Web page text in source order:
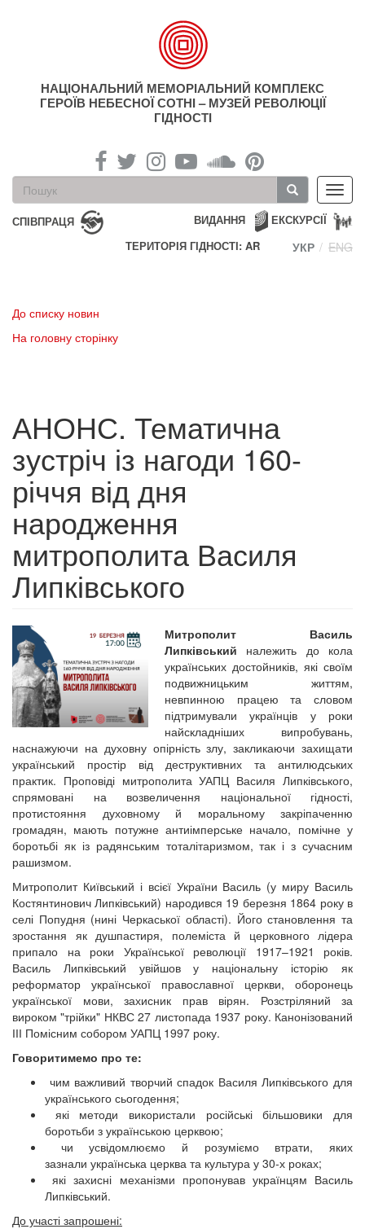
НАЦІОНАЛЬНИЙ МЕМОРІАЛЬНИЙ КОМПЛЕКС
ГЕРОЇВ НЕБЕСНОЇ СОТНІ – МУЗЕЙ РЕВОЛЮЦІЇ
ГІДНОСТІ
Пошукова
форма
Пошук
СПІВПРАЦЯ ЕКСКУРСІЇ
ВИДАННЯ
ТЕРИТОРІЯ ГІДНОСТІ: AR
УКР ENG
До списку новин
На головну сторінку
АНОНС. Тематична
зустріч із нагоди 160-
річчя від дня
народження
митрополита Василя
Липківського
Митрополит Василь
Липківський належить до кола
українських достойників, які своїм
подвижницьким життям,
невпинною працею та словом
підтримували українців у роки
найскладніших випробувань,
наснажуючи на духовну опірність злу, закликаючи захищати
український простір від деструктивних та антилюдських
практик. Проповіді митрополита УАПЦ Василя Липківського,
спрямовані на возвеличення національної гідності,
протистояння духовному й моральному закріпаченню
громадян, мають потужне антиімперське начало, помічне у
боротьбі як із радянським тоталітаризмом, так і з сучасним
рашизмом.
Митрополит Київський і всієї України Василь (у миру Василь
Костянтинович Липківський) народився 19 березня 1864 року в
селі Попудня (нині Черкаської області). Його становлення та
зростання як душпастиря, полеміста й церковного лідера
припало на роки Української революції 1917–1921 років.
Василь Липківський увійшов у національну історію як
реформатор української православної церкви, оборонець
української мови, захисник прав вірян. Розстріляний за
вироком "трійки" НКВС 27 листопада 1937 року. Канонізований
ІІІ Помісним собором УАПЦ 1997 року.
Говоритимемо про те:
чим важливий творчий спадок Василя Липківського для
українського сьогодення;
які методи використали російські більшовики для
боротьби з українською церквою;
чи усвідомлюємо й розуміємо втрати, яких
зазнали українська церква та культура у 30-х роках;
які захисні механізми пропонував українцям Василь
Липківський.
До участі запрошені: